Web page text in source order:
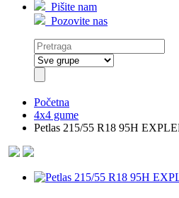
Pišite nam
Pozovite nas
Početna
4x4 gume
Petlas 215/55 R18 95H